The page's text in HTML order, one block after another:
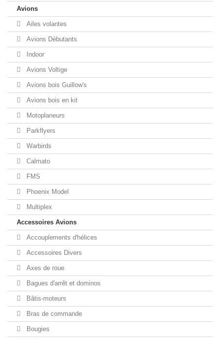
Avions
Ailes volantes
Avions Débutants
Indoor
Avions Voltige
Avions bois Guillow's
Avions bois en kit
Motoplaneurs
Parkflyers
Warbirds
Calmato
FMS
Phoenix Model
Multiplex
Accessoires Avions
Accouplements d'hélices
Accessoires Divers
Axes de roue
Bagues d'arrêt et dominos
Bâtis-moteurs
Bras de commande
Bougies